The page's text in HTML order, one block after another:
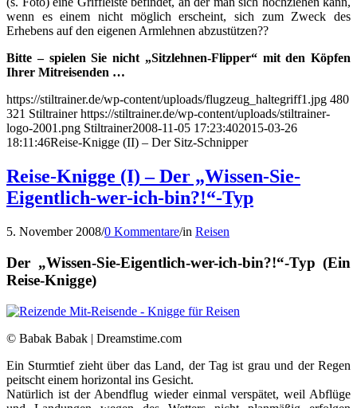
wenn es einem nicht möglich erscheint, sich zum Zweck des
Erhebens auf den eigenen Armlehnen abzustützen??
Bitte – spielen Sie nicht „Sitzlehnen-Flipper“ mit den Köpfen
Ihrer Mitreisenden …
https://stiltrainer.de/wp-content/uploads/flugzeug_haltegriff1.jpg 480
321 Stiltrainer https://stiltrainer.de/wp-content/uploads/stiltrainer-
logo-2001.png Stiltrainer2008-11-05 17:23:402015-03-26
18:11:46Reise-Knigge (II) – Der Sitz-Schnipper
Reise-Knigge (I) – Der „Wissen-Sie-
Eigentlich-wer-ich-bin?!“-Typ
5. November 2008/0 Kommentare/in Reisen
Der „Wissen-Sie-Eigentlich-wer-ich-bin?!“-Typ (Ein
Reise-Knigge)
© Babak Babak | Dreamstime.com
Ein Sturmtief zieht über das Land, der Tag ist grau und der Regen
peitscht einem horizontal ins Gesicht.
Natürlich ist der Abendflug wieder einmal verspätet, weil Abflüge